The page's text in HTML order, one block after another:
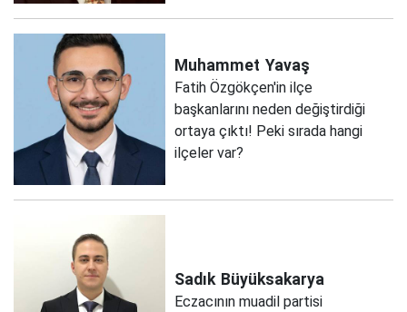
Muhammet Yavaş
Fatih Özgökçen'in ilçe
başkanlarını neden değiştirdiği
ortaya çıktı! Peki sırada hangi
ilçeler var?
Sadık Büyüksakarya
Eczacının muadil partisi